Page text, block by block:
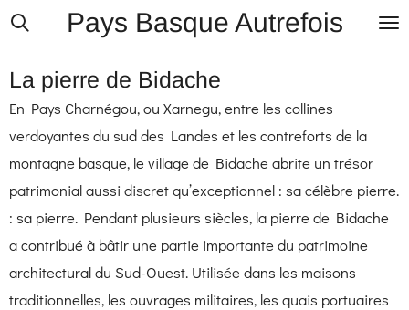
Passer
contenu
principal
Pays Basque Autrefois
La pierre de Bidache
En Pays Charnégou, ou Xarnegu, entre les collines
verdoyantes du sud des Landes et les contreforts de la
montagne basque, le village de Bidache abrite un trésor
patrimonial aussi discret qu’exceptionnel : sa célèbre pierre.
: sa pierre. Pendant plusieurs siècles, la pierre de Bidache
a contribué à bâtir une partie importante du patrimoine
architectural du Sud-Ouest. Utilisée dans les maisons
traditionnelles, les ouvrages militaires, les quais portuaires